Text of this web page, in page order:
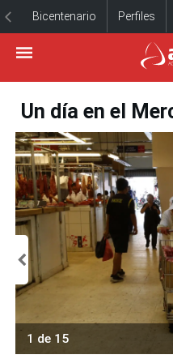
Bicentenario Perfiles
Un día en el
1 de 15